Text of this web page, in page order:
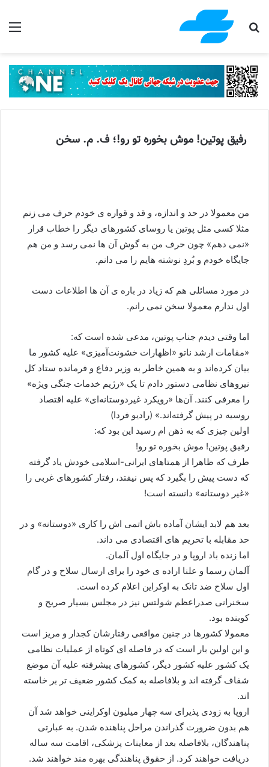
جستجو برای
رفیق پوتین! موش بخوره تو رو!؛ ف. م. سخن
من معمولا در حد و اندازه، و قد و قواره ی خودم حرف می زنم
مثلا کسی مثل پوتین یا روسای کشورهای دیگر را خطاب قرار
«نمی دهم» چون حرف من به گوش آن ها نمی رسد و من هم
جایگاه خودم و بُردِ نوشته هایم را می دانم.
در مورد مسائلی هم که زیاد در باره ی آن ها اطلاعات دست
اول ندارم معمولا سخن نمی رانم.
اما وقتی دیدم جناب پوتین، مدعی شده است که:
«مقامات ارشد ناتو «اظهارات خشونت‌آمیزی» علیه کشور ما
بیان کرده‌اند و به همین خاطر به وزیر دفاع و فرمانده ستاد کل
نیروهای نظامی دستور دادم تا یک «رژیم خدمات جنگی ویژه»
را معرفی کنند. آن‌ها «رویکرد غیردوستانه‌ای» علیه اقتصاد
روسیه در پیش گرفته‌اند.» (رادیو فردا)
اولین چیزی که به ذهن ام رسید این بود که:
رفیق پوتین! موش بخوره تو رو!
طرف که ظاهرا از همتاهای ایرانی-اسلامی خودش یاد گرفته
که دست پیش را بگیرد که پس نیفتد، رفتار کشورهای غربی را
«غیر دوستانه» دانسته است!
بعد هم لابد ایشان آماده باش اتمی اش را کاری «دوستانه» و در
حد مقابله با تحریم های اقتصادی می داند.
اما زنده باد اروپا و در جایگاه اول آلمان.
آلمان رسما و علنا اراده ی خود را برای ارسال سلاح و در گام
اول سلاح ضد تانک به اوکراین اعلام کرده است.
سخنرانی صدراعظم شولتس نیز در مجلس بسیار صریح و
کوبنده بود.
معمولا کشورها در چنین مواقعی رفتارشان کجدار و مریز است
و این اولین بار است که در فاصله ای کوتاه از عملیات نظامی
یک کشور علیه کشور دیگر، کشورهای پیشرفته علیه آن موضع
شفاف گرفته اند و بلافاصله به کمک کشور ضعیف تر بر خاسته
اند.
اروپا به زودی پذیرای سه چهار میلیون اوکراینی خواهد شد آن
هم بدون ضرورت گذراندن مراحل پناهنده شدن. به عبارتی
پناهندگان، بلافاصله بعد از معاینات پزشکی، اقامت سه ساله
دریافت خواهند کرد. از حقوق پناهندگی بهره مند خواهند شد.